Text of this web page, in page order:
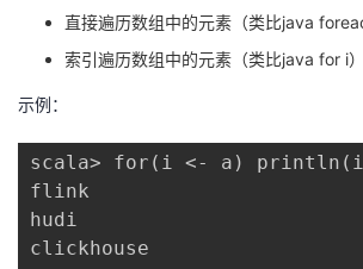
直接遍历数组中的元素（类比java
索引遍历数组中的元素（类比java for i）
示例：
scala> for(i <- a)
flink
hudi
clickhouse